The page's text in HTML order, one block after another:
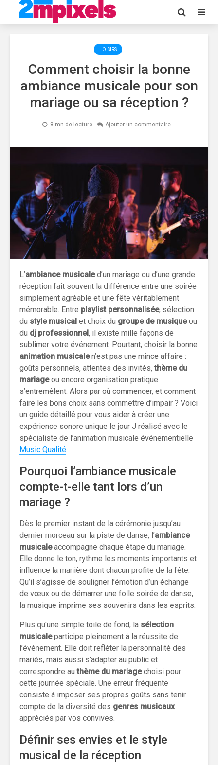
LOISIRS
Comment choisir la bonne
ambiance musicale pour son
mariage ou sa réception ?
8 mn de lecture Ajouter un commentaire
L’ambiance musicaled’un mariage ou d’une grande
réception fait souvent la différence entre une soirée
simplement agréable et une fête véritablement
mémorable. Entre playlist personnalisée, sélection
du style musical et choix du groupe de musiqueou
du dj professionnel, il existe mille façons de
sublimer votre événement. Pourtant, choisir la bonne
animation musicalen’est pas une mince affaire :
goûts personnels, attentes des invités,thème du
mariageou encore organisation pratique
s’entremêlent. Alors par où commencer, et comment
faire les bons choix sans commettre d’impair ? Voici
un guide détaillé pour vous aider à créer une
expérience sonore unique le jour J réalisé avec le
spécialiste de l’animation musicale événementielle
Music Qualité
Pourquoi l’ambiance musicale
compte-t-elle tant lors d’un
mariage ?
Dès le premier instant de la cérémonie jusqu’au
dernier morceau sur la piste de danse, l’ambiance
musicaleaccompagne chaque étape du mariage.
Elle donne le ton, rythme les moments importants et
influence la manière dont chacun profite de la fête.
Qu’il s’agisse de souligner l’émotion d’un échange
de vœux ou de démarrer une folle soirée de danse,
la musique imprime ses souvenirs dans les esprits.
Plus qu’une simple toile de fond, la sélection
musicaleparticipe pleinement à la réussite de
l’événement. Elle doit refléter la personnalité des
mariés, mais aussi s’adapter au public et
correspondre authème du mariagechoisi pour
cette journée spéciale. Une erreur fréquente
consiste à imposer ses propres goûts sans tenir
compte de la diversité des genres musicaux
appréciés par vos convives.
Définir ses envies et le style
musical de la réception